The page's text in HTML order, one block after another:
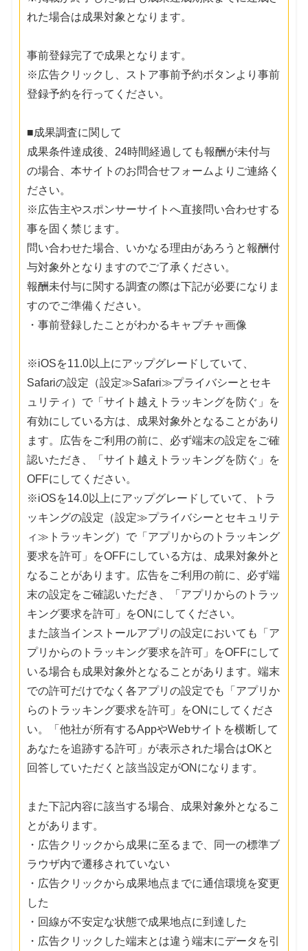
れた場合は成果対象となります。
事前登録完了で成果となります。
※広告クリックし、ストア事前予約ボタンより事前
登録予約を行ってください。
■成果調査に関して
成果条件達成後、24時間経過しても報酬が未付与
の場合、本サイトのお問合せフォームよりご連絡く
ださい。
※広告主やスポンサーサイトへ直接問い合わせする
事を固く禁じます。
問い合わせた場合、いかなる理由があろうと報酬付
与対象外となりますのでご了承ください。
報酬未付与に関する調査の際は下記が必要になりま
すのでご準備ください。
・事前登録したことがわかるキャプチャ画像
※iOSを11.0以上にアップグレードしていて、
Safariの設定（設定≫Safari≫プライバシーとセキ
ュリティ）で「サイト越えトラッキングを防ぐ」を
有効にしている方は、成果対象外となることがあり
ます。広告をご利用の前に、必ず端末の設定をご確
認いただき、「サイト越えトラッキングを防ぐ」を
OFFにしてください。
※iOSを14.0以上にアップグレードしていて、トラ
ッキングの設定（設定≫プライバシーとセキュリテ
ィ≫トラッキング）で「アプリからのトラッキング
要求を許可」をOFFにしている方は、成果対象外と
なることがあります。広告をご利用の前に、必ず端
末の設定をご確認いただき、「アプリからのトラッ
キング要求を許可」をONにしてください。
また該当インストールアプリの設定においても「ア
プリからのトラッキング要求を許可」をOFFにして
いる場合も成果対象外となることがあります。端末
での許可だけでなく各アプリの設定でも「アプリか
らのトラッキング要求を許可」をONにしてくださ
い。「他社が所有するAppやWebサイトを横断して
あなたを追跡する許可」が表示された場合はOKと
回答していただくと該当設定がONになります。
また下記内容に該当する場合、成果対象外となるこ
とがあります。
・広告クリックから成果に至るまで、同一の標準ブ
ラウザ内で遷移されていない
・広告クリックから成果地点までに通信環境を変更
した
・回線が不安定な状態で成果地点に到達した
・広告クリックした端末とは違う端末にデータを引